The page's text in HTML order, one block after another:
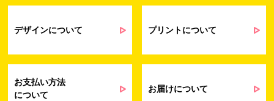
会員管理業務
契約・請求等の一連の手続きのため
提供するサービス（サポート業務を含む）
は営業およびマーケティング活動（セミナ
ターなど）に関連する情報を、電子メー
デザインについて プリントについて
お支払い方法
について
お届けについて